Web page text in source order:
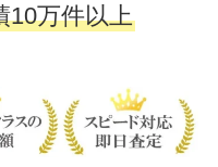
10万件以上